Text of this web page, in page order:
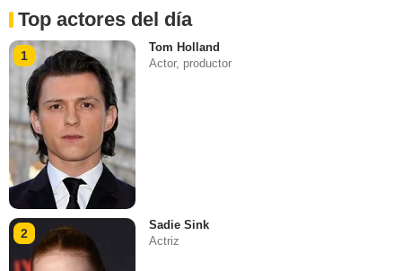
Top actores del día
1
Tom Holland
Actor, productor
2
Sadie Sink
Actriz